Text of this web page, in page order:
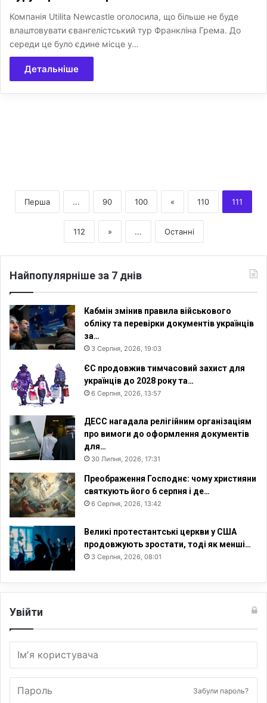
Компанія Utilita Newcastle оголосила, що більше не буде
влаштовувати євангелістський тур Франкліна Грема. До
середи це було єдине місце у…
Детальніше
Перша ... 90 100 « 110 111
112 » ... Останні
Найпопулярніше за 7 днів
Кабмін змінив правила військового
обліку та перевірки документів українців
за…
3 Серпня, 2026, 19:03
ЄС продовжив тимчасовий захист для
українців до 2028 року та…
6 Серпня, 2026, 13:57
ДЕСС нагадала релігійним організаціям
про вимоги до оформлення документів
для…
30 Липня, 2026, 17:31
Преображення Господнє: чому християни
святкують його 6 серпня і де…
6 Серпня, 2026, 13:42
Великі протестантські церкви у США
продовжують зростати, тоді як менші…
3 Серпня, 2026, 08:01
Увійти
Забули пароль?